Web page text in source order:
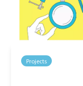
Projects